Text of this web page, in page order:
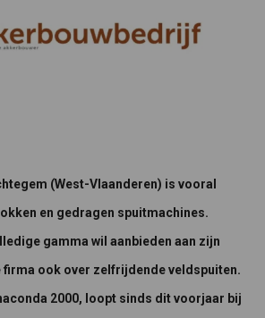
(West-Vlaanderen) is vooral
en gedragen spuitmachines.
gamma wil aanbieden aan zijn
firma ook over zelfrijdende veldspuiten.
2000, loopt sinds dit voorjaar bij